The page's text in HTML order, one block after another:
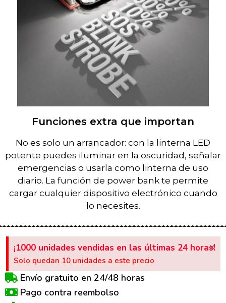
Funciones extra que importan
No es solo un arrancador: con la linterna LED
potente puedes iluminar en la oscuridad, señalar
emergencias o usarla como linterna de uso
diario. La función de power bank te permite
cargar cualquier dispositivo electrónico cuando
lo necesites.
¡1000 unidades vendidas en las últimas 24 horas!
Solo quedan 10 unidades a este precio
×
Envío gratuito en 24/48 horas
Pago contra reembolso